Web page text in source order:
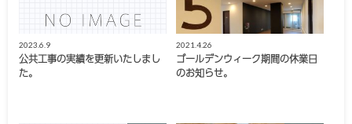
2023.6.9
公共工事の実績を更新いたしまし
た。
2021.4.26
ゴールデンウィーク期間の休業日
のお知らせ。